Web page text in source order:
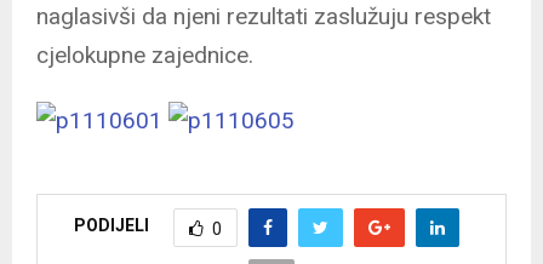
naglasivši da njeni rezultati zaslužuju respekt
cjelokupne zajednice.
PODIJELI 0